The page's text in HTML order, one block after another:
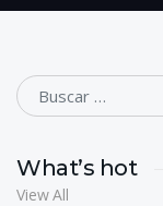
Buscar por:
What’s hot
View All